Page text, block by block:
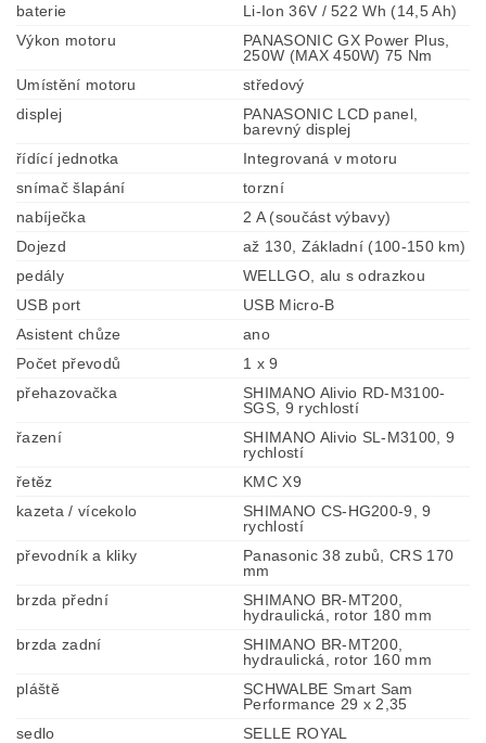
baterie
Li-Ion 36V / 522 Wh (14,5 Ah)
Výkon motoru
PANASONIC GX Power Plus,
250W (MAX 450W) 75 Nm
Umístění motoru
středový
displej
PANASONIC LCD panel,
barevný displej
řídící jednotka
Integrovaná v motoru
snímač šlapání
torzní
nabíječka
2 A (součást výbavy)
Dojezd
až 130, Základní (100-150 km)
pedály
WELLGO, alu s odrazkou
USB port
USB Micro-B
Asistent chůze
ano
Počet převodů
1 x 9
přehazovačka
SHIMANO Alivio RD-M3100-
SGS, 9 rychlostí
řazení
SHIMANO Alivio SL-M3100, 9
rychlostí
řetěz
KMC X9
kazeta / vícekolo
SHIMANO CS-HG200-9, 9
rychlostí
převodník a kliky
Panasonic 38 zubů, CRS 170
mm
brzda přední
SHIMANO BR-MT200,
hydraulická, rotor 180 mm
brzda zadní
SHIMANO BR-MT200,
hydraulická, rotor 160 mm
pláště
SCHWALBE Smart Sam
Performance 29 x 2,35
sedlo
SELLE ROYAL